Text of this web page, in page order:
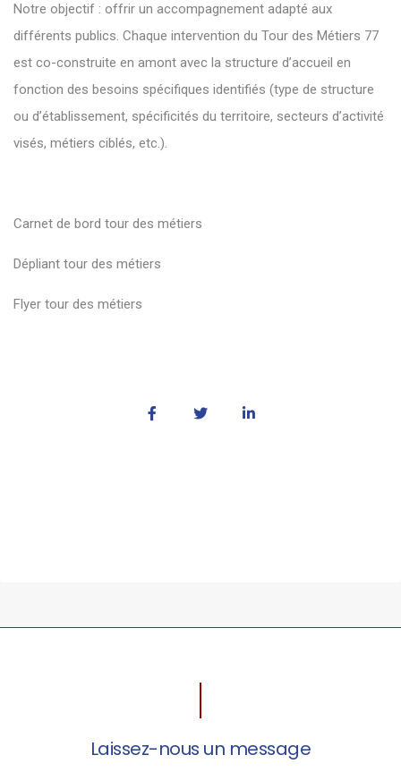
Notre objectif : offrir un accompagnement adapté aux
différents publics. Chaque intervention du Tour des Métiers 77
est co-construite en amont avec la structure d’accueil en
fonction des besoins spécifiques identifiés (type de structure
ou d’établissement, spécificités du territoire, secteurs d’activité
visés, métiers ciblés, etc.).
Carnet de bord tour des métiers
Dépliant tour des métiers
Flyer tour des métiers
Laissez-nous un message